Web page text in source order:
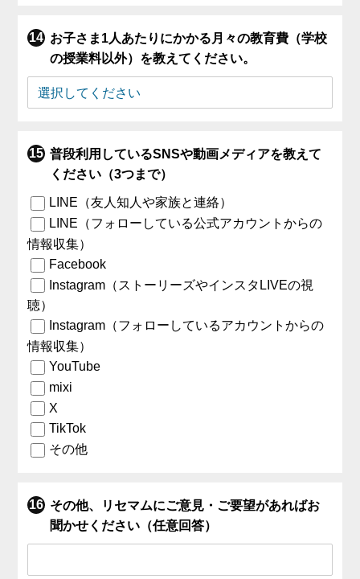
お子さま1人あたりにかかる月々の教育費（学校
の授業料以外）を教えてください。
普段利用しているSNSや動画メディアを教えて
ください（3つまで）
LINE（友人知人や家族と連絡）
LINE（フォローしている公式アカウントからの
情報収集）
Facebook
Instagram（ストーリーズやインスタLIVEの視
聴）
Instagram（フォローしているアカウントからの
情報収集）
YouTube
mixi
X
TikTok
その他
その他、リセマムにご意見・ご要望があればお
聞かせください（任意回答）